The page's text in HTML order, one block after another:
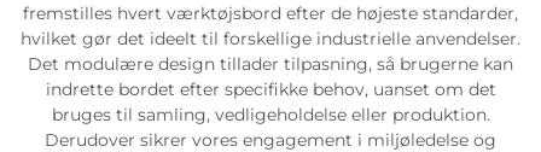
fremstilles hvert værktøjsbord efter de højeste standarder,
hvilket gør det ideelt til forskellige industrielle anvendelser.
Det modulære design tillader tilpasning, så brugerne kan
indrette bordet efter specifikke behov, uanset om det
bruges til samling, vedligeholdelse eller produktion.
Derudover sikrer vores engagement i miljøledelse og